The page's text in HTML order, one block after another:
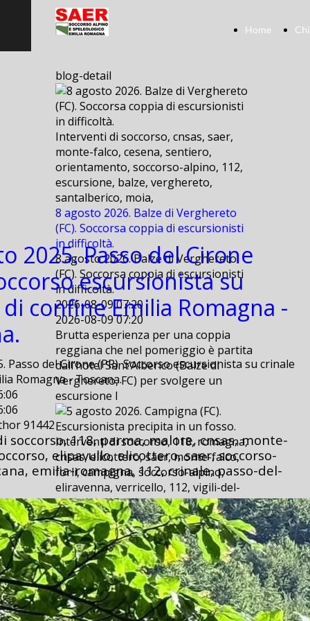
Home
blog-detail
Interventi di soccorso, cnsas, saer,
monte-falco, cesena, sentiero,
orientamento, soccorso-alpino, 112,
escursione, balze, verghereto,
santalberico, moia,
8 agosto 2026. Balze di Verghereto
(FC). Soccorsa coppia di escursionisti
in difficoltà.
8 agosto 2026. Balze di Verghereto
(FC). Soccorsa coppia di escursionisti
in difficoltà.
2026-08-09 07:20
2026-08-09 07:20
Brutta esperienza per una coppia
reggiana che nel pomeriggio è partita
dall’hotel Sant’Alberico (Balze di
Verghereto, FC) per svolgere un
escursione l
Interventi di soccorso, 118, romagna,
cnsas, elicottero, saer, monte-falco,
forli, campigna, soccorso-alpino,
eliravenna, verricello, 112, vigili-del-
fuoco, gps, ripa-della-donna, poggio-
rabio, fosso-abetio, garmin,
5 agosto 2026. Campigna (FC).
Escursionista precipita in un fosso.
5 agosto 2026. Campigna (FC).
Escursionista precipita in un fosso.
2026-08-06 09:24
2026-08-06 09:24
2025. Passo del Cirone
escursionista su
confine Emilia Romagna -
Passo del Cirone (PR). Soccorso escursionista su crinale
Romagna - Toscana.
91442
soccorso, 118, parma, malore, cnsas, monte-
elipavullo, elicottero, saer, soccorso-
emilia-romagna, 112, crinale, passo-del-